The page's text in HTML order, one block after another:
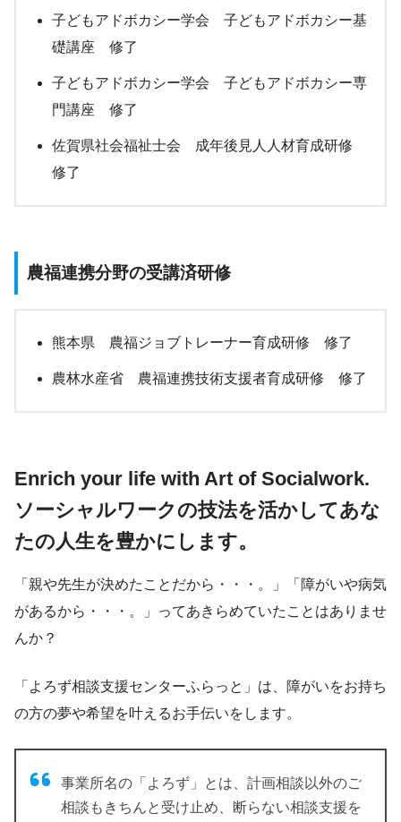
子どもアドボカシー学会 子どもアドボカシー基
礎講座 修了
子どもアドボカシー学会 子どもアドボカシー専
門講座 修了
佐賀県社会福祉士会 成年後見人人材育成研修
修了
農福連携分野の受講済研修
熊本県 農福ジョブトレーナー育成研修 修了
農林水産省 農福連携技術支援者育成研修 修了
Enrich your life with Art of Socialwork.
ソーシャルワークの技法を活かしてあな
たの人生を豊かにします。
「親や先生が決めたことだから・・・。」「障がいや病気
があるから・・・。」ってあきらめていたことはありませ
んか？
「よろず相談支援センターふらっと」は、障がいをお持ち
の方の夢や希望を叶えるお手伝いをします。
事業所名の「よろず」とは、計画相談以外のご
相談もきちんと受け止め、断らない相談支援を